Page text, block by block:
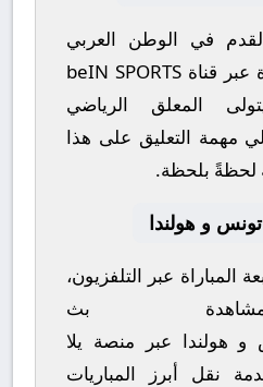
في الوطن العربي
عبر قناة beIN SPORTS
المعلق الرياضي
مهمة التعليق على هذا
لحظةً بلحظة.
و هولندا
المباراة عبر التلفزيون،
بث
و هولندا عبر منصة يلا
نقل أبرز المباريات